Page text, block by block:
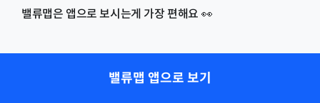
밸류맵은 앱으로 보시는게 가장 편해요 👀
밸류맵 앱으로 보기